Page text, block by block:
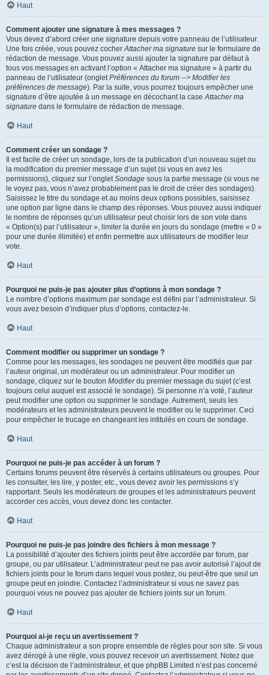
Haut
Comment ajouter une signature à mes messages ?
Vous devez d’abord créer une signature depuis votre panneau de l’utilisateur.
Une fois créée, vous pouvez cocherAttacher ma signature sur le formulaire de
rédaction de message. Vous pouvez aussi ajouter la signature par défaut à
tous vos messages en activant l’option « Attacher ma signature » à partir du
panneau de l’utilisateur (ongletPréférences du forum --> Modifier les
préférences de message). Par la suite, vous pourrez toujours empêcher une
signature d’être ajoutée à un message en décochant la caseAttacher ma
signature dans le formulaire de rédaction de message.
Haut
Comment créer un sondage ?
Il est facile de créer un sondage, lors de la publication d’un nouveau sujet ou
la modification du premier message d’un sujet (si vous en avez les
permissions), cliquez sur l’ongletSondage sous la partie message (si vous ne
le voyez pas, vous n’avez probablement pas le droit de créer des sondages).
Saisissez le titre du sondage et au moins deux options possibles, saisissez
une option par ligne dans le champ des réponses. Vous pouvez aussi indiquer
le nombre de réponses qu’un utilisateur peut choisir lors de son vote dans
« Option(s) par l’utilisateur », limiter la durée en jours du sondage (mettre « 0 »
pour une durée illimitée) et enfin permettre aux utilisateurs de modifier leur
vote.
Haut
Pourquoi ne puis-je pas ajouter plus d’options à mon sondage ?
Le nombre d’options maximum par sondage est défini par l’administrateur. Si
vous avez besoin d’indiquer plus d’options, contactez-le.
Haut
Comment modifier ou supprimer un sondage ?
Comme pour les messages, les sondages ne peuvent être modifiés que par
l’auteur original, un modérateur ou un administrateur. Pour modifier un
sondage, cliquez sur le bouton Modifierdu premier message du sujet (c’est
toujours celui auquel est associé le sondage). Si personne n’a voté, l’auteur
peut modifier une option ou supprimer le sondage. Autrement, seuls les
modérateurs et les administrateurs peuvent le modifier ou le supprimer. Ceci
pour empêcher le trucage en changeant les intitulés en cours de sondage.
Haut
Pourquoi ne puis-je pas accéder à un forum ?
Certains forums peuvent être réservés à certains utilisateurs ou groupes. Pour
les consulter, les lire, y poster, etc., vous devez avoir les permissions s’y
rapportant. Seuls les modérateurs de groupes et les administrateurs peuvent
accorder ces accès, vous devez donc les contacter.
Haut
Pourquoi ne puis-je pas joindre des fichiers à mon message ?
La possibilité d’ajouter des fichiers joints peut être accordée par forum, par
groupe, ou par utilisateur. L’administrateur peut ne pas avoir autorisé l’ajout de
fichiers joints pour le forum dans lequel vous postez, ou peut-être que seul un
groupe peut en joindre. Contactez l’administrateur si vous ne savez pas
pourquoi vous ne pouvez pas ajouter de fichiers joints sur un forum.
Haut
Pourquoi ai-je reçu un avertissement ?
Chaque administrateur a son propre ensemble de règles pour son site. Si vous
avez dérogé à une règle, vous pouvez recevoir un avertissement. Notez que
c’est la décision de l’administrateur, et que phpBB Limited n’est pas concerné